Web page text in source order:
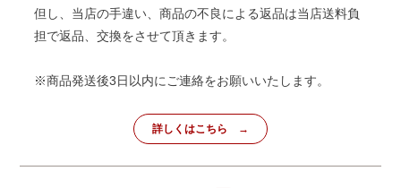
但し、当店の手違い、商品の不良による返品は当店送料負
担で返品、交換をさせて頂きます。
※商品発送後3日以内にご連絡をお願いいたします。
詳しくはこちら